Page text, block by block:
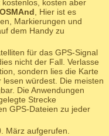
kosten aber
OSMAnd , Hier ist es
Markierungen und
dem Handy zu
für das GPS-Signal
nicht der Fall. Verlasse
sondern lies die Karte
würdest. Die meisten
Die Anwendungen
Strecke
GPS-Dateien zu jeder
März aufgerufen.